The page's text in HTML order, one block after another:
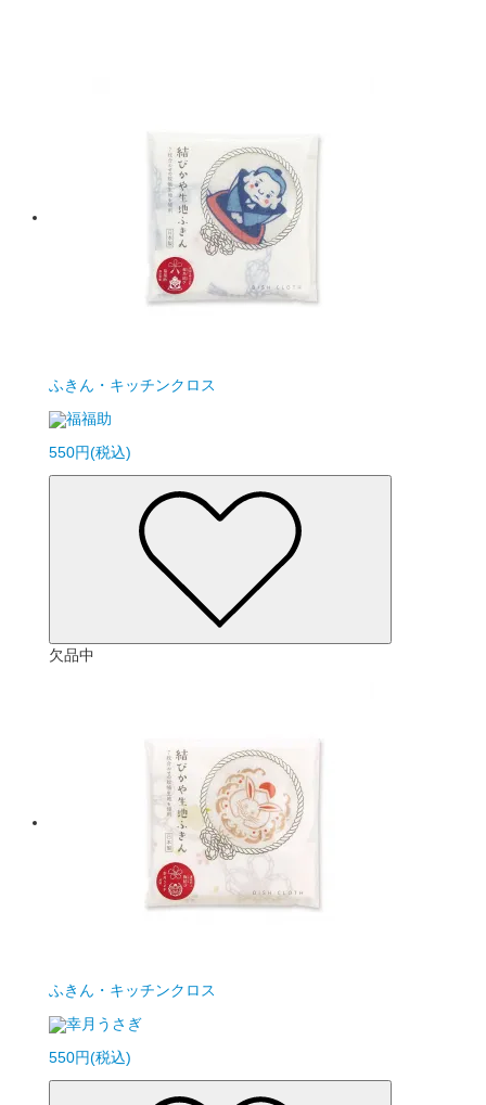
ふきん・キッチンクロス
福福助
550円(税込)
欠品中
ふきん・キッチンクロス
幸月うさぎ
550円(税込)